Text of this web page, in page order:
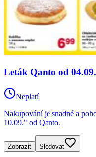
Leták Qanto od
Neplatí
Nakupování je snadné a
10.09." od Qanto.
Zobrazit Sledovat